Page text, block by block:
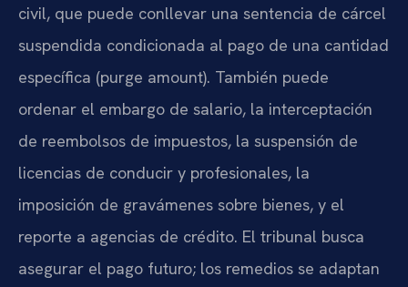
civil, que puede conllevar una sentencia de cárcel
suspendida condicionada al pago de una cantidad
específica (purge amount). También puede
ordenar el embargo de salario, la interceptación
de reembolsos de impuestos, la suspensión de
licencias de conducir y profesionales, la
imposición de gravámenes sobre bienes, y el
reporte a agencias de crédito. El tribunal busca
asegurar el pago futuro; los remedios se adaptan